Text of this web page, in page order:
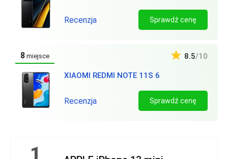
Recenzja Sprawdź cenę
8 miejsce
XIAOMI REDMI NOTE 11S 6
8.5/10
Recenzja Sprawdź cenę
1